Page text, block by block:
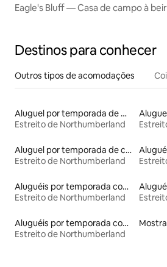
Eagle's Bluff — Casa de campo à
Destinos para conhecer
Outros tipos de acomodações
Aluguel por temporada de microcasas
Estreito de Northumberland
Aluguel por temporada de castelos
Estreito de Northumberland
Aluguéis por temporada com acesso ao lago
Estreito de Northumberland
Aluguéis por temporada com suítes privativas
Estreito de Northumberland